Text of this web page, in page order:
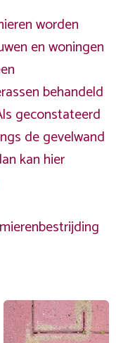
worden
en woningen
behandeld
geconstateerd
de gevelwand
kan hier